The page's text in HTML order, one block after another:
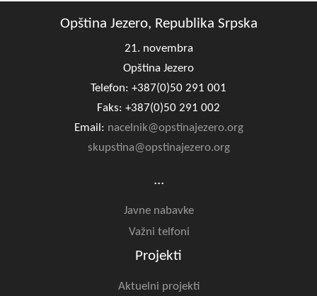
Opština Jezero, Republika Srpska
21. novembra
Opština Jezero
Telefon: +387(0)50 291 001
Faks: +387(0)50 291 002
Email: nacelnik@opstinajezero.org
skupstina@opstinajezero.org
...
Javne nabavke
Važni telfoni
Projekti
Aktuelni projekti